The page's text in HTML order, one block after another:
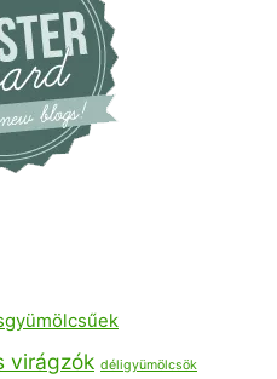
virágzók déligyümölcsök